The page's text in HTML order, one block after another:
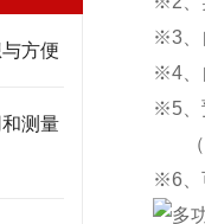
方便
测量
※3
※4
※5
（
※6